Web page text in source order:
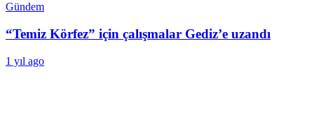
Gündem
“Temiz Körfez” için çalışmalar Gediz’e uzandı
1 yıl ago